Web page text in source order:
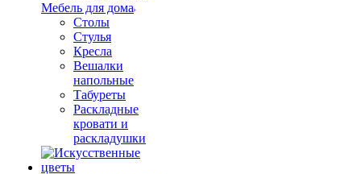
Мебель для дома
Столы
Стулья
Кресла
Вешалки
напольные
Табуреты
Раскладные
кровати и
раскладушки